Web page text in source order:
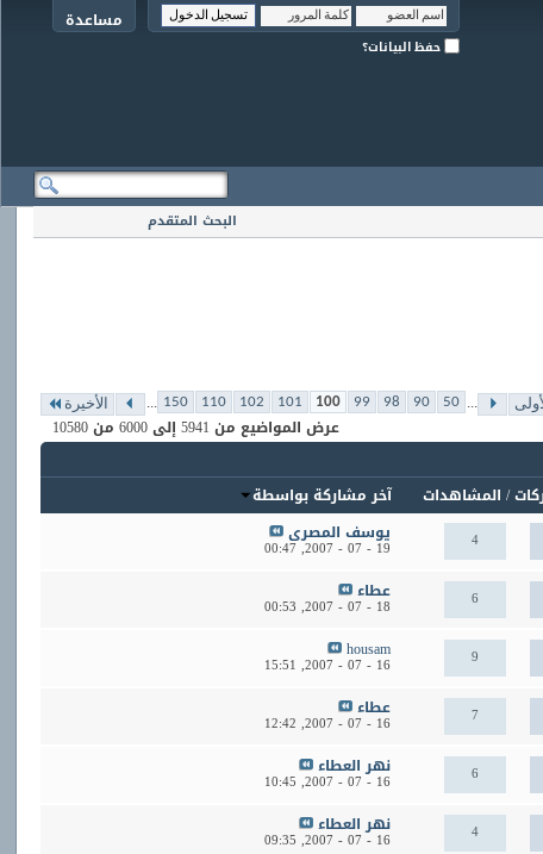
مساعدة
حفظ البيانات؟
البحث المتقدم
...
50
90
98
99
100
101
102
110
150
... الأخيرة
عرض المواضيع من 5941 إلى 6000 من 10580
/ المشاهدات آخر مشاركة بواسطة
4 يوسف المصرى
19 - 07 - 2007,
00:47
6 عطاء
18 - 07 - 2007,
00:53
9
housam
16 - 07 - 2007,
15:51
7 عطاء
16 - 07 - 2007,
12:42
6 نهر العطاء
16 - 07 - 2007,
10:45
4 نهر العطاء
16 - 07 - 2007,
09:35